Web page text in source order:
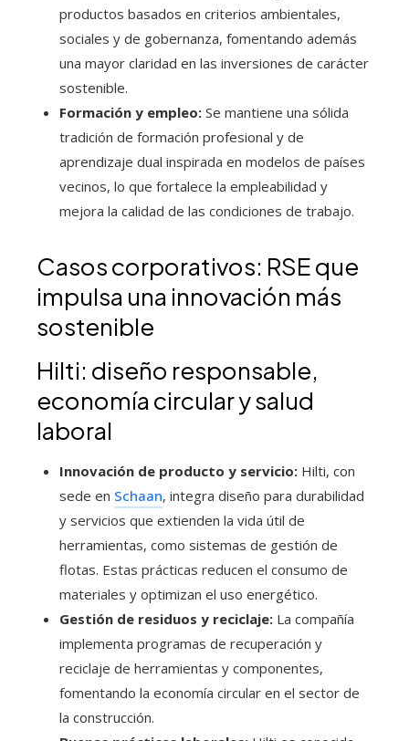
productos basados en criterios ambientales,
sociales y de gobernanza, fomentando además
una mayor claridad en las inversiones de carácter
sostenible.
Formación y empleo: Se mantiene una sólida
tradición de formación profesional y de
aprendizaje dual inspirada en modelos de países
vecinos, lo que fortalece la empleabilidad y
mejora la calidad de las condiciones de trabajo.
Casos corporativos: RSE que
impulsa una innovación más
sostenible
Hilti: diseño responsable,
economía circular y salud
laboral
Innovación de producto y servicio: Hilti, con
sede en Schaan, integra diseño para durabilidad
y servicios que extienden la vida útil de
herramientas, como sistemas de gestión de
flotas. Estas prácticas reducen el consumo de
materiales y optimizan el uso energético.
Gestión de residuos y reciclaje: La compañía
implementa programas de recuperación y
reciclaje de herramientas y componentes,
fomentando la economía circular en el sector de
la construcción.